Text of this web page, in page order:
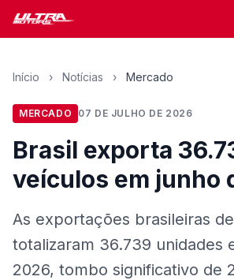
Início › Notícias › Mercado
MERCADO 07 DE JULHO DE 2026
Brasil exporta
veículos em junho
As exportações brasileiras
totalizaram 36.739 unidades
2026, tombo significativo de